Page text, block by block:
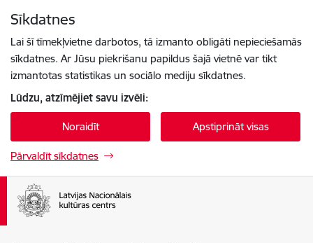
Sīkdatnes
Lai šī tīmekļvietne darbotos, tā izmanto obligāti nepieciešamās
sīkdatnes. Ar Jūsu piekrišanu papildus šajā vietnē var tikt
izmantotas statistikas un sociālo mediju sīkdatnes.
Lūdzu, atzīmējiet savu izvēli:
Noraidīt Apstiprināt visas
Pārvaldīt sīkdatnes